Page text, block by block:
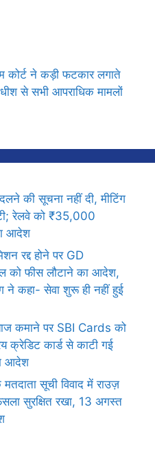
कोर्ट ने कड़ी फटकार लगाते
से सभी आपराधिक मामलों
की सूचना नहीं दी, मीटिंग
रेलवे को ₹35,000
आदेश
रद्द होने पर GD
को फीस लौटाने का आदेश,
ने कहा- सेवा शुरू ही नहीं हुई
कमाने पर SBI Cards को
क्रेडिट कार्ड से काटी गई
आदेश
मतदाता सूची विवाद में राउज़
सुरक्षित रखा, 13 अगस्त